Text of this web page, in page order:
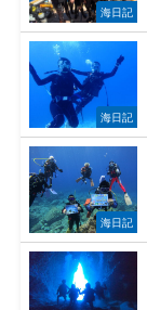
海日記
海日記
海日記